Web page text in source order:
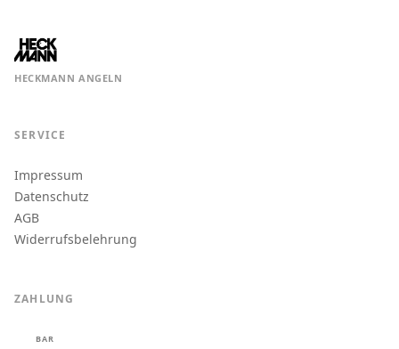
HECKMANN ANGELN
SERVICE
Impressum
Datenschutz
AGB
Widerrufsbelehrung
ZAHLUNG
BAR